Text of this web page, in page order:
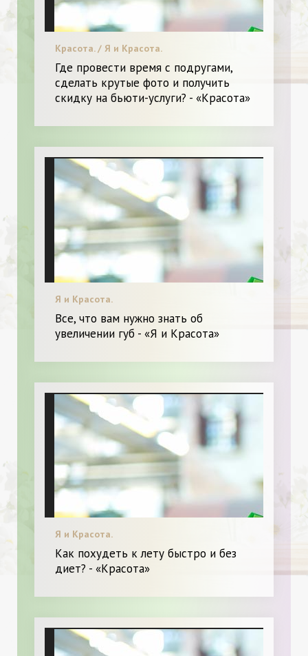
Красота. / Я и Красота.
Где провести время с подругами,
сделать крутые фото и получить
скидку на бьюти-услуги? - «Красота»
Я и Красота.
Все, что вам нужно знать об
увеличении губ - «Я и Красота»
Я и Красота.
Как похудеть к лету быстро и без
диет? - «Красота»